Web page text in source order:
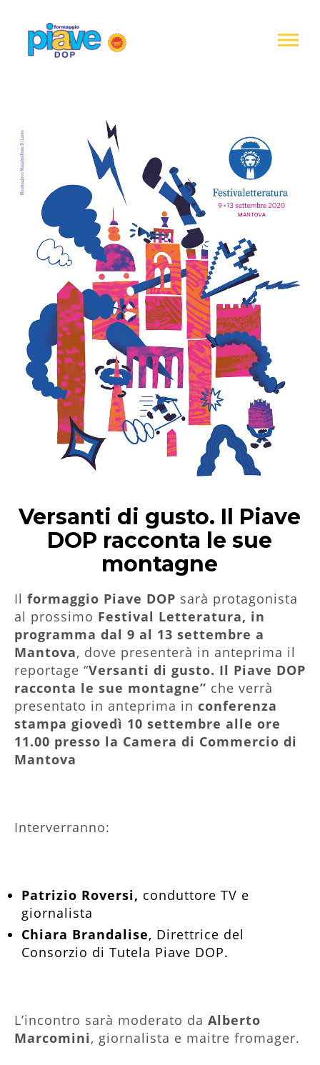
Versanti di gusto. Il Piave
DOP racconta le sue
montagne
Il formaggio Piave DOP sarà protagonista
al prossimo Festival Letteratura, in
programma dal 9 al 13 settembre a
Mantova, dove presenterà in anteprima il
reportage “Versanti di gusto. Il Piave DOP
racconta le sue montagne” che verrà
presentato in anteprima in conferenza
stampa giovedì 10 settembre alle ore
11.00 presso la Camera di Commercio di
Mantova
Interverranno:
Patrizio Roversi, conduttore TV e
giornalista
Chiara Brandalise, Direttrice del
Consorzio di Tutela Piave DOP.
L’incontro sarà moderato da Alberto
Marcomini, giornalista e maitre fromager.